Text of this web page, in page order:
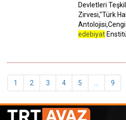
Devletleri
Zirvesi,"Türk
edebiyat
1 2 3 4 5 ... 9